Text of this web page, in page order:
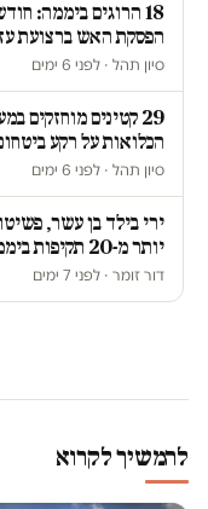
18 הרוגים ביממה:
הפסקת האש ברצועת
סיון תהל · לפני 6 ימים
29 קטינים מוחזקים
הכלואות על רקע ביטחוני
סיון תהל · לפני 6 ימים
ירי בילד בן עשר,
יותר מ-20 תקיפות ביממה אחת בגדה
דור זומר · לפני 7 ימים
להמשיך לקרוא